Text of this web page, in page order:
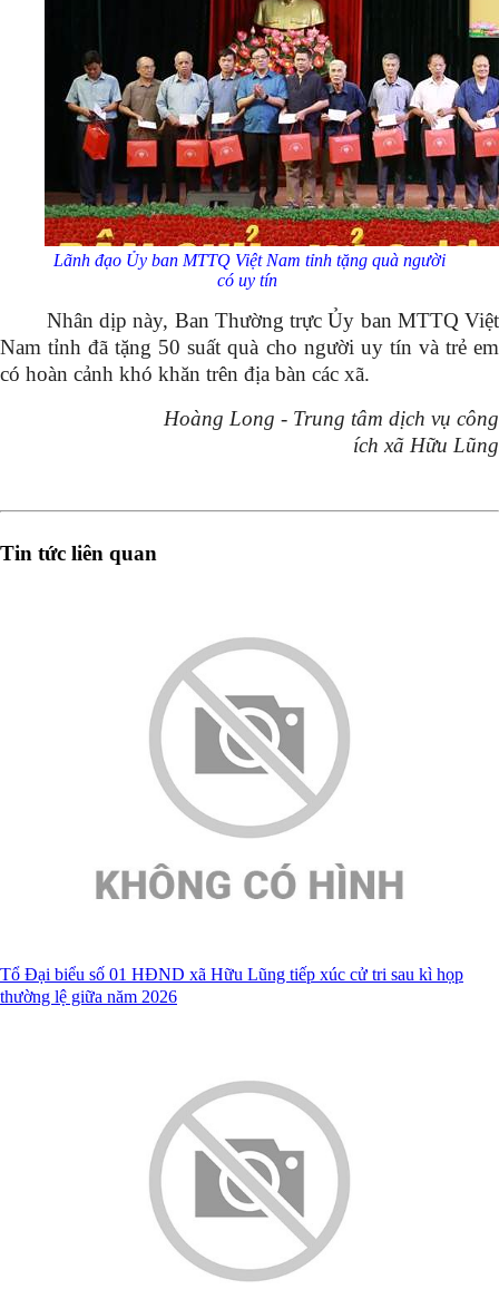
Lãnh đạo Ủy ban MTTQ Việt Nam tỉnh tặng quà người
có uy tín
Nhân dịp này, Ban Thường trực Ủy ban MTTQ Việt
Nam tỉnh đã tặng 50 suất quà cho người uy tín và trẻ em
có hoàn cảnh khó khăn trên địa bàn các xã.
Hoàng Long - Trung tâm dịch vụ công
ích xã Hữu Lũng
Tin tức liên quan
Tổ Đại biểu số 01 HĐND xã Hữu Lũng tiếp xúc cử tri sau kì họp
thường lệ giữa năm 2026